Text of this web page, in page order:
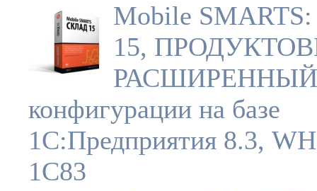
Mobile
15,
РАСШИРЕННЫЙ
конфигурации на базе
1С:Предприятия 8.3,
1C83